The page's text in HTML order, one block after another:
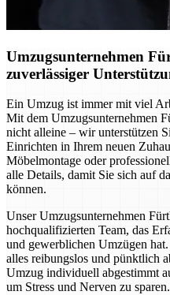
Umzugsunternehmen
zuverlässiger
Ein Umzug ist immer mit viel
Mit dem Umzugsunternehmen
nicht alleine – wir unterstützen
Einrichten in Ihrem neuen
Möbelmontage oder
alle Details, damit Sie sich auf
können.
Unser Umzugsunternehmen
hochqualifizierten Team, das
und gewerblichen Umzügen
alles reibungslos und pünktlich
Umzug individuell abgestimmt
um Stress und Nerven zu sparen.